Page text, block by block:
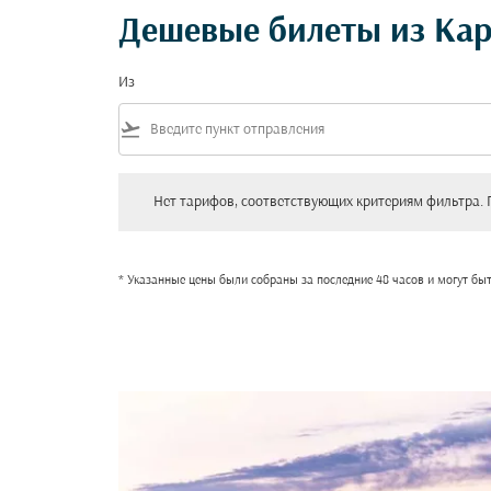
Дешевые билеты из
Из
flight_takeoff
Нет тарифов, соответствующих критериям
* Указанные цены были собраны за последние 48 часов и могут